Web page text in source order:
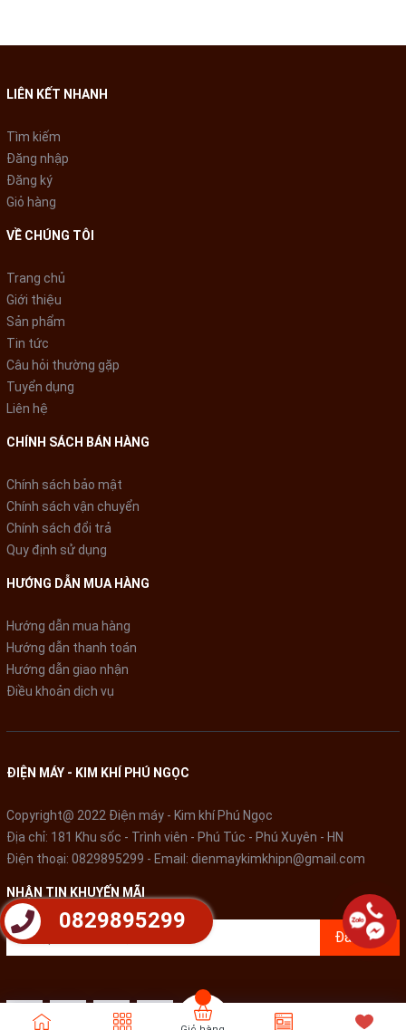
Công nghệ giặt
Chương trình giặt:
Chăn mền
Giặt nhanh
Giặt nhẹ
Giặt tăng cường
Sấy gió
Tiết kiệm nước
Vệ sinh lồng giặt
Công nghệ giặt:
Công nghệ xả nước Aqua Spin Rinse
Luồng nước Dancing Water Flow
Mâm giặt kháng khuẩn Ag Pulsator
Công nghệ sấy:
Bảng điều khiển:
Song ngữ Anh - Việt có nút nhấn
Tiện ích:
Bộ lọc sơ vải Ag
Hẹn giờ giặt
Khóa trẻ em
Sấy gió
LIÊN KẾT NHANH
Tìm kiếm
Đăng nhập
Đăng ký
Giỏ hàng
VỀ CHÚNG TÔI
Trang chủ
Giới thiệu
Sản phẩm
Tin tức
Câu hỏi thường gặp
Tuyển dụng
Liên hệ
CHÍNH SÁCH BÁN HÀNG
Chính sách bảo mật
Chính sách vận chuyển
Chính sách đổi trả
Quy định sử dụng
HƯỚNG DẪN MUA HÀNG
Hướng dẫn mua hàng
Hướng dẫn thanh toán
Hướng dẫn giao nhận
Điều khoản dịch vụ
ĐIỆN MÁY - KIM KHÍ PHÚ NGỌC
Copyright@ 2022 Điện máy - Kim khí Phú Ngọc
Địa chỉ: 181 Khu sốc - Trình viên - Phú Túc - Phú Xuyên - HN
Điện thoại: 0829895299 - Email: dienmaykimkhipn@gmail.com
NHẬN TIN KHUYẾN MÃI
Đăng ký
0829895299